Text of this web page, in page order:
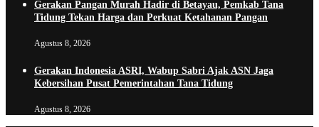
Gerakan Pangan Murah Hadir di Betayau, Pemkab Tana
Tidung Tekan Harga dan Perkuat Ketahanan Pangan
Agustus 8, 2026
Gerakan Indonesia ASRI, Wabup Sabri Ajak ASN Jaga
Kebersihan Pusat Pemerintahan Tana Tidung
Agustus 8, 2026